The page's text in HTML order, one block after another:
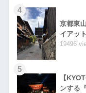
4
京都東
イアッ
19496
5
【
ンする